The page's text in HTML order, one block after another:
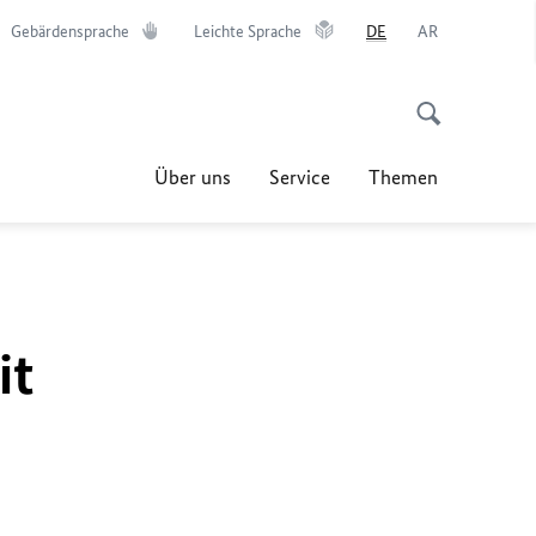
Gebärdensprache Leichte Sprache DE AR
Über uns Service Themen